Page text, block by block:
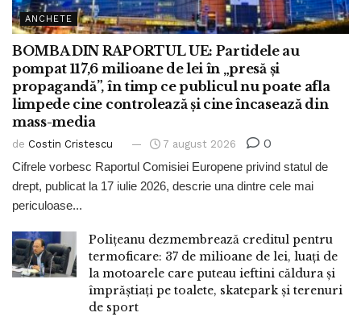
ANCHETE
BOMBA DIN RAPORTUL UE: Partidele au
pompat 117,6 milioane de lei în „presă și
propagandă”, în timp ce publicul nu poate afla
limpede cine controlează și cine încasează din
mass-media
de Costin Cristescu 7 august 2026 0
Cifrele vorbesc Raportul Comisiei Europene privind statul de
drept, publicat la 17 iulie 2026, descrie una dintre cele mai
periculoase...
Polițeanu dezmembrează creditul pentru
termoficare: 37 de milioane de lei, luați de
la motoarele care puteau ieftini căldura și
împrăștiați pe toalete, skatepark și terenuri
de sport